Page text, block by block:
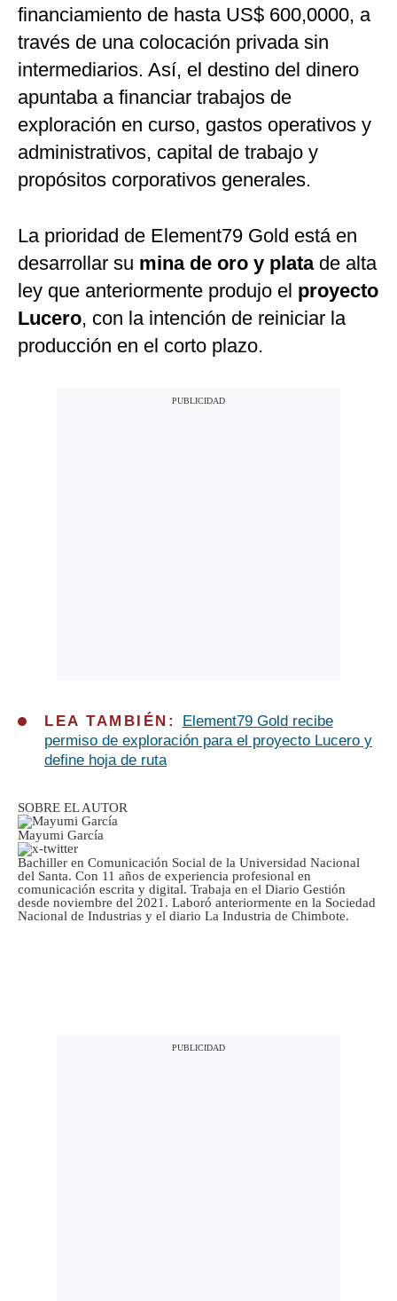
financiamiento de hasta US$ 600,0000, a
través de una colocación privada sin
intermediarios. Así, el destino del dinero
apuntaba a financiar trabajos de
exploración en curso, gastos operativos y
administrativos, capital de trabajo y
propósitos corporativos generales.
La prioridad de Element79 Gold está en
desarrollar su mina de oro y platade alta
ley que anteriormente produjo el proyecto
Lucero, con la intención de reiniciar la
producción en el corto plazo.
LEA TAMBIÉN:
Element79 Gold recibe
permiso de exploración para el proyecto Lucero y
define hoja de ruta
SOBRE EL AUTOR
Mayumi García
Bachiller en Comunicación Social de la Universidad Nacional
del Santa. Con 11 años de experiencia profesional en
comunicación escrita y digital. Trabaja en el Diario Gestión
desde noviembre del 2021. Laboró anteriormente en la Sociedad
Nacional de Industrias y el diario La Industria de Chimbote.